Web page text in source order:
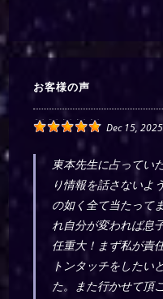
お客様の声
Dec 15, 2025
東本先生に占ってい
り情報を話さないよ
の如く全て当たって
れ自分が変われば息
任重大！まず私が責
トンタッチをしたい
た。また行かせて頂